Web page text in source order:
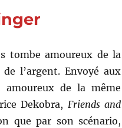
tombe amoureux de la
l’argent. Envoyé aux
de la même
Dekobra, Friends and
que par son scénario,